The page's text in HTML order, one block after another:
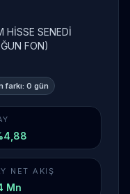
HİSSE SENEDİ
FON)
farkı: 0 gün
NET AKIŞ
Mn